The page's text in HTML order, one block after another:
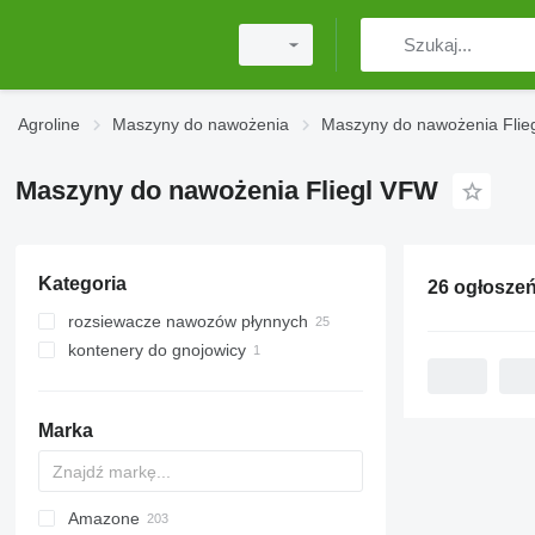
Agroline Maszyny do nawożenia Maszyny do nawożenia
Maszyny do nawożenia Fliegl VFW
Kategoria
rozsiewacze nawozów płynnych
kontenery do gnojowicy
Marka
Exacta
XPL
Amazone
26